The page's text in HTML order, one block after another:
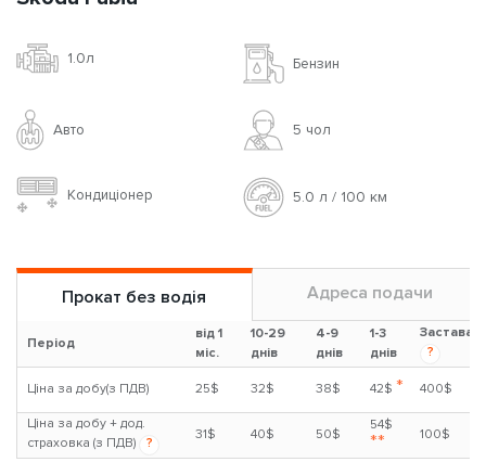
1.0л Бензин
Авто 5 чoл
Кондиціонер 5.0 л / 100 км
Прокат без водія Адреса подачи
Період
від 1
міс.
10-29
днів
4-9
днів
1-3
днів
Застава
?
Ціна за добу(з ПДВ) 25$ 32$ 38$ 42$ * 400$
Ціна за добу + дод.
страховка (з ПДВ)
?
31$ 40$ 50$
54$
** 100$